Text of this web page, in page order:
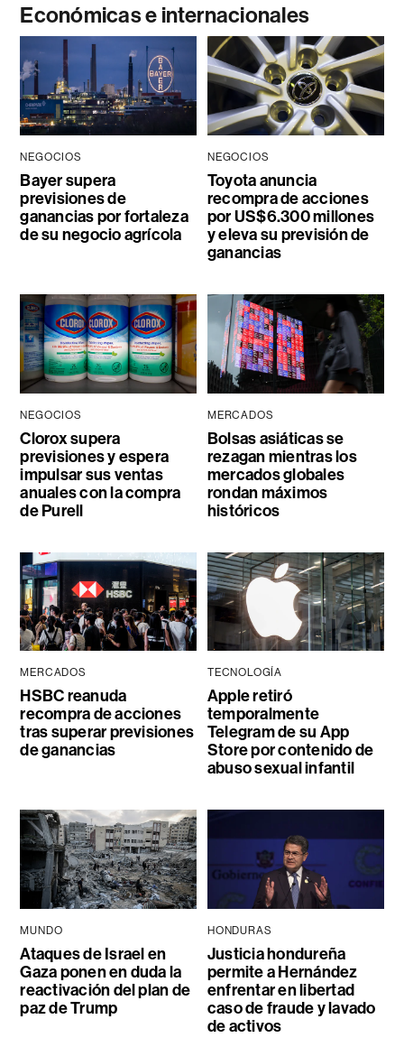
Económicas e internacionales
NEGOCIOS
Bayer supera
previsiones de
ganancias por fortaleza
de su negocio agrícola
NEGOCIOS
Toyota anuncia
recompra de acciones
por US$6.300 millones
y eleva su previsión de
ganancias
NEGOCIOS
Clorox supera
previsiones y espera
impulsar sus ventas
anuales con la compra
de Purell
MERCADOS
Bolsas asiáticas se
rezagan mientras los
mercados globales
rondan máximos
históricos
MERCADOS
HSBC reanuda
recompra de acciones
tras superar previsiones
de ganancias
TECNOLOGÍA
Apple retiró
temporalmente
Telegram de su App
Store por contenido de
abuso sexual infantil
MUNDO
Ataques de Israel en
Gaza ponen en duda la
reactivación del plan de
paz de Trump
HONDURAS
Justicia hondureña
permite a Hernández
enfrentar en libertad
caso de fraude y lavado
de activos